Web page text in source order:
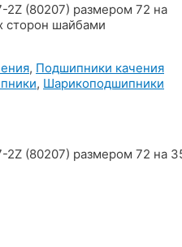
(80207) размером 72 на
сторон шайбами
, Подшипники качения
, Шарикоподшипники
(80207) размером 72 на